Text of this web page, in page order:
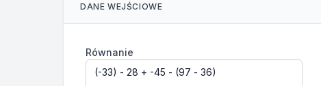
DANE WEJŚCIOWE
Równanie